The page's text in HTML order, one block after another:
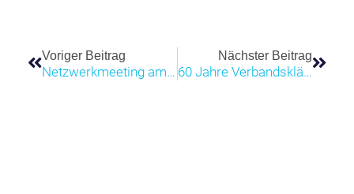
Voriger Beitrag
Netzwerkmeeting am Zentrum für Energietechnik an der Universität Bayreuth
Nächster Beitrag
60 Jahre Verbandskläranlage in Hof